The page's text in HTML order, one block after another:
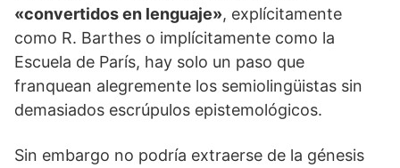
«convertidos en lenguaje», explícitamente
como R. Barthes o implícitamente como la
Escuela de París, hay solo un paso que
franquean alegremente los semiolingüistas sin
demasiados escrúpulos epistemológicos.
Sin embargo no podría extraerse de la génesis